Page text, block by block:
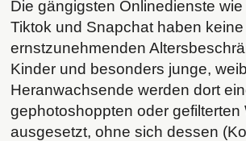
Die gängigsten Onlinedienste
Tiktok und Snapchat haben keine
ernstzunehmenden
Kinder und besonders junge,
Heranwachsende werden dort
gephotoshoppten oder gefilterten
ausgesetzt, ohne sich dessen